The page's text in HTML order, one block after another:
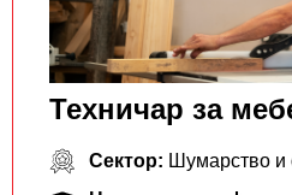
Техничар за
Сектор: Шумарство и